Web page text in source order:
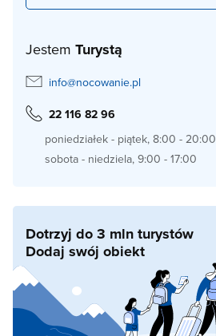
Jestem Turystą
info@nocowanie.pl
22 116 82 96
poniedziałek - piątek, 8:00 - 20:00
sobota - niedziela, 9:00 - 17:00
Dotrzyj do 3 mln turystów
Dodaj swój obiekt